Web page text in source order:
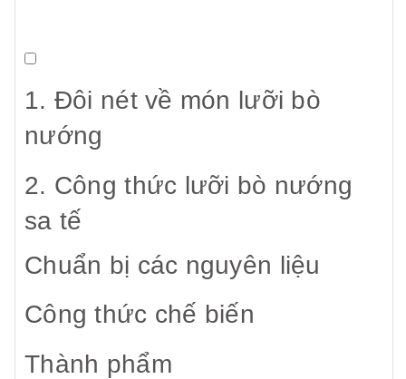
1. Đôi nét về món lưỡi bò
nướng
2. Công thức lưỡi bò nướng
sa tế
Chuẩn bị các nguyên liệu
Công thức chế biến
Thành phẩm